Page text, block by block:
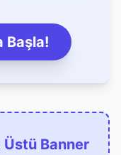
Başla!
Banner